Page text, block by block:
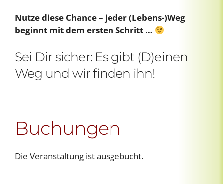
Nutze diese Chance – jeder (Lebens-)Weg
beginnt mit dem ersten Schritt …
Sei Dir sicher: Es gibt (D)einen
Weg und wir finden ihn!
Buchungen
Die Veranstaltung ist ausgebucht.